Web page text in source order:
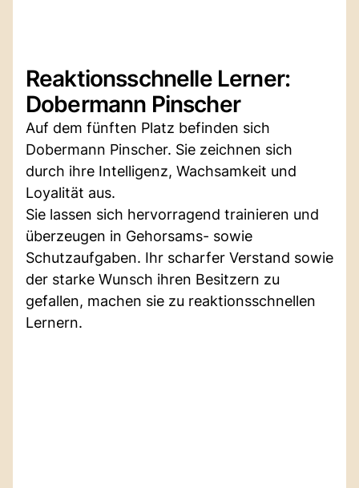
Reaktionsschnelle Lerner:
Dobermann Pinscher
Auf dem fünften Platz befinden sich
Dobermann Pinscher. Sie zeichnen sich
durch ihre Intelligenz, Wachsamkeit und
Loyalität aus.
Sie lassen sich hervorragend trainieren und
überzeugen in Gehorsams- sowie
Schutzaufgaben. Ihr scharfer Verstand sowie
der starke Wunsch ihren Besitzern zu
gefallen, machen sie zu reaktionsschnellen
Lernern.